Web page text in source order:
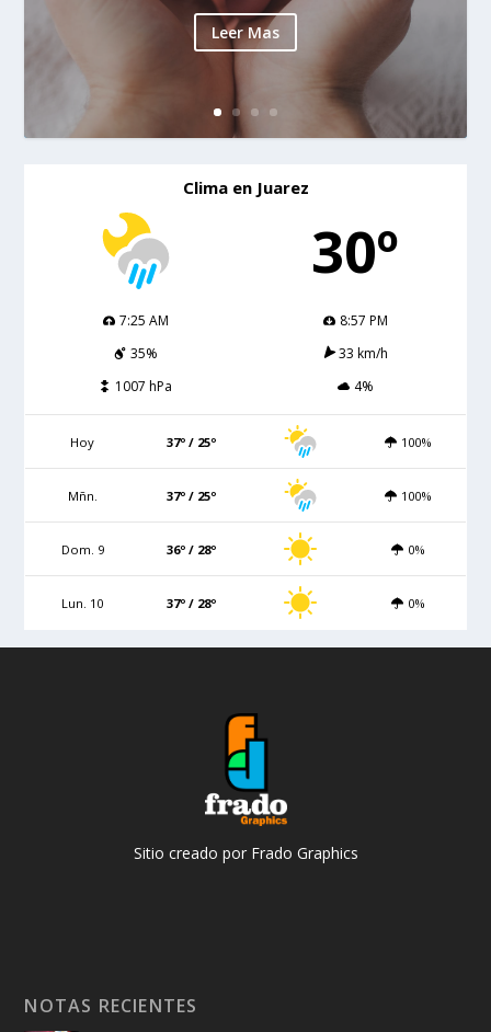
Leer Mas
Clima en Juarez
30º
7:25 AM
8:57 PM
35%
33 km/h
1007 hPa
4%
Hoy 37º / 25º 100%
Mñn. 37º / 25º 100%
Dom. 9 36º / 28º 0%
Lun. 10 37º / 28º 0%
Sitio creado por Frado Graphics
NOTAS RECIENTES